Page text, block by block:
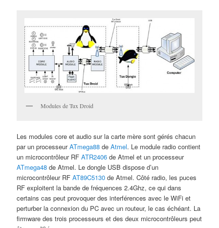
Modules de Tux Droid
Les modules core et audio sur la carte mère sont gérés chacun
par un processeurATmega88 deAtmel. Le module radio contient
un microcontrôleur RFATR2406 de Atmel et un processeur
ATmega48 de Atmel. Le dongle USB dispose d’un
microcontrôleur RFAT89C5130 de Atmel. Côté radio, les puces
RF exploitent la bande de fréquences 2.4Ghz, ce qui dans
certains cas peut provoquer des interférences avec le WiFi et
perturber la connexion du PC avec un routeur, le cas échéant. La
firmware des trois processeurs et des deux microcontrôleurs peut